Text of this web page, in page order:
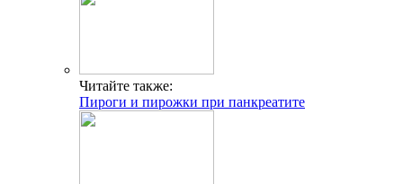
Читайте также:
Пироги и пирожки при панкреатите